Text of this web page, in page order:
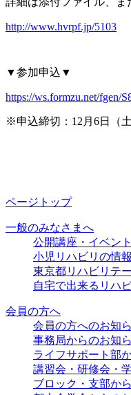
http://www.hvrpf.jp/5103
▼参加申込▼
https://ws.formzu.net/fgen/
※申込締切：12月6日（
ページトップ
一般のみなさまへ
公開講座・イベント
小児リハビリの情報
東京都リハビリテ
自宅で出来るリハ
会員の方へ
会員の方へのお知
事務局からのお知
ライフサポート部
講習会・研修会・
ブロック・支部か